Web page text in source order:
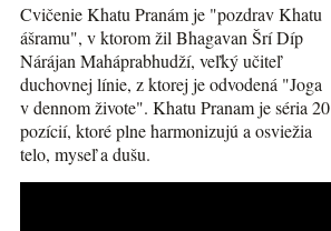
Cvičenie Khatu Pranám je "pozdrav Khatu
ášramu", v ktorom žil Bhagavan Šrí Díp
Nárájan Maháprabhudží, veľký učiteľ
duchovnej línie, z ktorej je odvodená "Joga
v dennom živote". Khatu Pranam je séria 20
pozícií, ktoré plne harmonizujú a osviežia
telo, myseľ a dušu.